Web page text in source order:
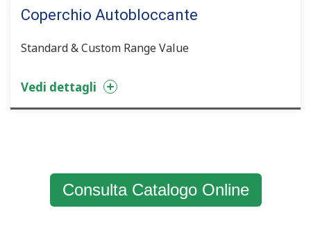
Coperchio Autobloccante
Standard & Custom Range Value
Vedi dettagli
Consulta Catalogo Online